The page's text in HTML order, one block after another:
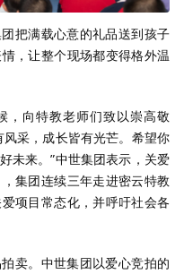
把满载心意的礼品送到孩子
，让整个现场都变得格外温
，向特教老师们致以崇高敬
采，成长皆有光芒。希望你
未来。”中世集团表示，关爱
集团连续三年走进密云特教
项目常态化，并呼吁社会各
卖。中世集团以爱心竞拍的